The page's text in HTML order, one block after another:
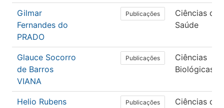
Gilmar
Fernandes do
PRADO
Publicações
Ciências da
Saúde
Glauce Socorro
de Barros
VIANA
Publicações
Ciências
Biológicas
Helio Rubens
Publicações
Ciências da